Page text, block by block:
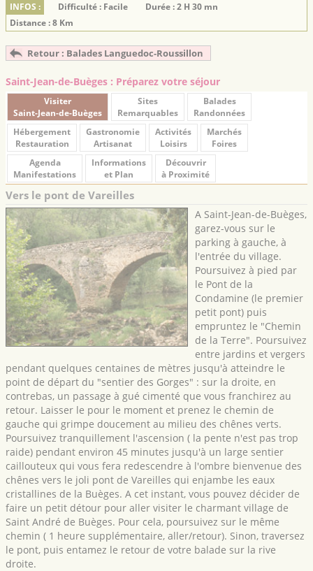
INFOS : Difficulté : Facile
Durée : 2 H 30 mn
Distance : 8 Km
Retour : Balades Languedoc-Roussillon
Saint-Jean-de-Buèges : Préparez votre séjour
Visiter
Saint-Jean-de-Buèges
Sites
Remarquables
Balades
Randonnées
Hébergement
Restauration
Gastronomie
Artisanat
Activités
Loisirs
Marchés
Foires
Agenda
Manifestations
Informations
et Plan
Découvrir
à Proximité
Vers le pont de Vareilles
A Saint-Jean-de-Buèges,
garez-vous sur le
parking à gauche, à
l'entrée du village.
Poursuivez à pied par
le Pont de la
Condamine (le premier
petit pont) puis
empruntez le "Chemin
de la Terre". Poursuivez
entre jardins et vergers
pendant quelques centaines de mètres jusqu'à atteindre le
point de départ du "sentier des Gorges" : sur la droite, en
contrebas, un passage à gué cimenté que vous franchirez au
retour. Laisser le pour le moment et prenez le chemin de
gauche qui grimpe doucement au milieu des chênes verts.
Poursuivez tranquillement l'ascension ( la pente n'est pas trop
raide) pendant environ 45 minutes jusqu'à un large sentier
caillouteux qui vous fera redescendre à l'ombre bienvenue des
chênes vers le joli pont de Vareilles qui enjambe les eaux
cristallines de la Buèges. A cet instant, vous pouvez décider de
faire un petit détour pour aller visiter le charmant village de
Saint André de Buèges. Pour cela, poursuivez sur le même
chemin ( 1 heure supplémentaire, aller/retour). Sinon, traversez
le pont, puis entamez le retour de votre balade sur la rive
droite.